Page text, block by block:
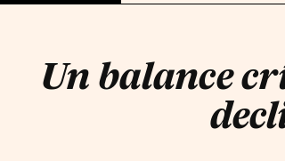
Un balance